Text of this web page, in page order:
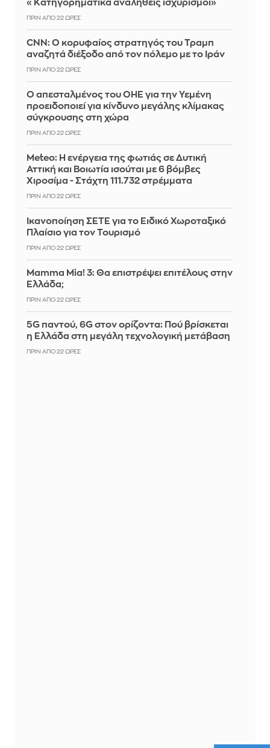
«Κατηγορηματικά αναληθείς ισχυρισμοί»
ΠΡΙΝ ΑΠΌ 22 ΏΡΕΣ
CNN: Ο κορυφαίος στρατηγός του Τραμπ
αναζητά διέξοδο από τον πόλεμο με το Ιράν
ΠΡΙΝ ΑΠΌ 22 ΏΡΕΣ
Ο απεσταλμένος του ΟΗΕ για την Υεμένη
προειδοποιεί για κίνδυνο μεγάλης κλίμακας
σύγκρουσης στη χώρα
ΠΡΙΝ ΑΠΌ 22 ΏΡΕΣ
Meteo: Η ενέργεια της φωτιάς σε Δυτική
Αττική και Βοιωτία ισούται με 6 βόμβες
Χιροσίμα - Στάχτη 111.732 στρέμματα
ΠΡΙΝ ΑΠΌ 22 ΏΡΕΣ
Ικανοποίηση ΣΕΤΕ για το Ειδικό Χωροταξικό
Πλαίσιο για τον Τουρισμό
ΠΡΙΝ ΑΠΌ 22 ΏΡΕΣ
Mamma Mia! 3: Θα επιστρέψει επιτέλους στην
Ελλάδα;
ΠΡΙΝ ΑΠΌ 22 ΏΡΕΣ
5G παντού, 6G στον ορίζοντα: Πού βρίσκεται
η Ελλάδα στη μεγάλη τεχνολογική μετάβαση
ΠΡΙΝ ΑΠΌ 22 ΏΡΕΣ